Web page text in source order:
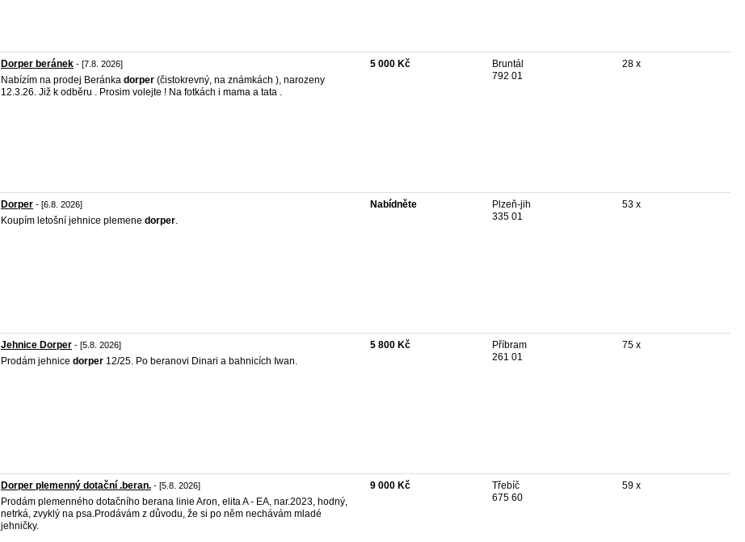
Dorper beránek - [7.8. 2026]
Nabízím na prodej Beránka dorper (čistokrevný, na známkách ), narozeny
12.3.26. Již k odběru . Prosim volejte ! Na fotkách i mama a tata .
5 000 Kč
Bruntál
792 01
28 x
Dorper - [6.8. 2026]
Koupím letošní jehnice plemene dorper.
Nabídněte
Plzeň-jih
335 01
53 x
Jehnice Dorper - [5.8. 2026]
Prodám jehnice dorper 12/25. Po beranovi Dinari a bahnicích Iwan.
5 800 Kč
Příbram
261 01
75 x
Dorper plemenný dotační .beran. - [5.8. 2026]
Prodám plemenného dotačního berana linie Aron, elita A - EA, nar.2023, hodný,
netrká, zvyklý na psa.Prodávám z důvodu, že si po něm nechávám mladé
jehničky.
9 000 Kč
Třebíč
675 60
59 x